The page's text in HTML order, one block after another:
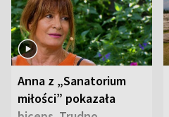
Anna z „Sanatorium
miłości” pokazała